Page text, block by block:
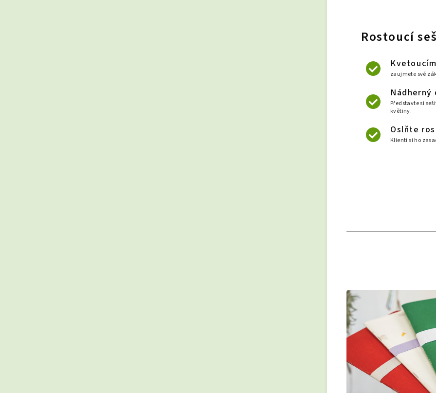
Rostoucí
zaujmete své
Představte si
květiny.
Oslňte
Klienti si ho